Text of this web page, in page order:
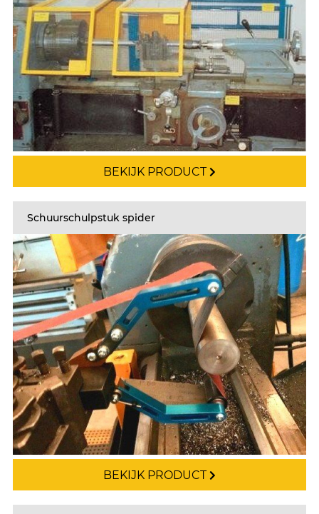
BEKIJK PRODUCT
Schuurschulpstuk spider
BEKIJK PRODUCT